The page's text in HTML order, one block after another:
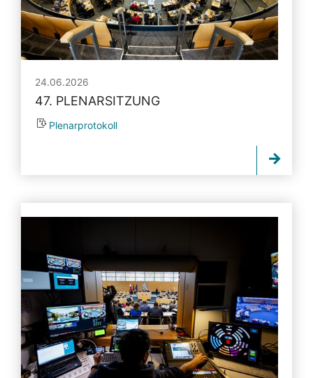
24.06.2026
47. PLENARSITZUNG
Plenarprotokoll